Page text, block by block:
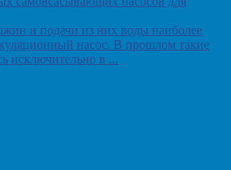
и подачи из них воды наиболее
насос. В прошлом такие
исключительно в ...